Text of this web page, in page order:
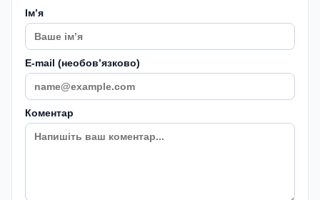
Імʼя
E-mail (необовʼязково)
Коментар